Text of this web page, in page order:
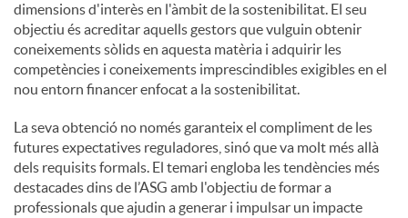
dimensions d'interès en l'àmbit de la sostenibilitat. El seu
objectiu és acreditar aquells gestors que vulguin obtenir
coneixements sòlids en aquesta matèria i adquirir les
competències i coneixements imprescindibles exigibles en el
nou entorn financer enfocat a la sostenibilitat.
La seva obtenció no només garanteix el compliment de les
futures expectatives reguladores, sinó que va molt més allà
dels requisits formals. El temari engloba les tendències més
destacades dins de l’ASG amb l'objectiu de formar a
professionals que ajudin a generar i impulsar un impacte